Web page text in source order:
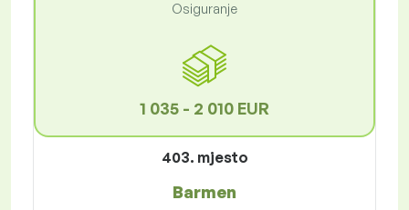
Osiguranje
1 035 - 2 010 EUR
403. mjesto
Barmen